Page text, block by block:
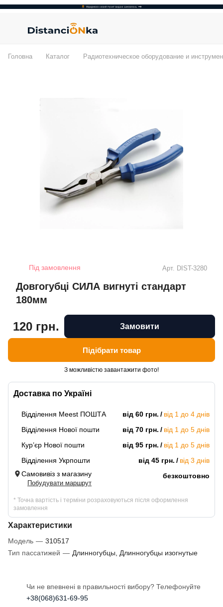
Головна Каталог Радиотехническое оборудование и
Під замовлення Арт. DIST-3280
Довгогубці СИЛА вигнуті стандарт
180мм
Доставка по Україні
Відділення Meest ПОШТА від 60 грн.
від 1 до 4 днів
Відділення Нової пошти
від 70 грн.
від 1 до 5 днів
Кур’єр Нової пошти
від 95 грн.
від 1 до 5 днів
Відділення Укрпошти
від 45 грн.
від 3 днів
Самовивіз з магазину
Побудувати маршрут
безкоштовно
* Точна вартість і терміни розраховуються після оформлення
замовлення
Характеристики
Модель — 310517
Тип пассатижей — Длинногубцы, Длинногубцы изогнутые
120 грн. Замовити
Підібрати товар
З можливістю завантажити фото!
Чи не впевнені в правильності вибору? Телефонуйте
+38(068)631-69-95